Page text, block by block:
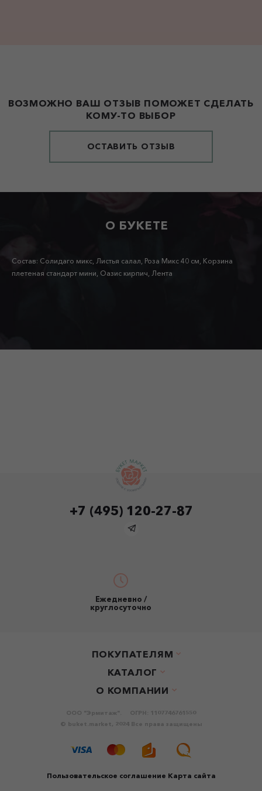
ВОЗМОЖНО ВАШ ОТЗЫВ ПОМОЖЕТ СДЕЛАТЬ
КОМУ-ТО ВЫБОР
ОСТАВИТЬ ОТЗЫВ
О БУКЕТЕ
Состав: Солидаго микс, Листья салал, Роза Микс 40 см, Корзина
плетеная стандарт мини, Оазис кирпич, Лента
+7 (495) 120-27-87
Ежедневно /
круглосуточно
ПОКУПАТЕЛЯМ
КАТАЛОГ
О КОМПАНИИ
Пользовательское соглашение Карта сайта
ООО "Эрмитаж".
ОГРН: 1107746761550
© buket.market, 2024 Все права защищены